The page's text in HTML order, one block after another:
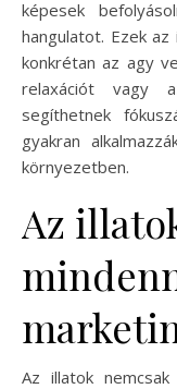
képesek
hangulatot. Ezek az
konkrétan az agy
relaxációt vagy
segíthetnek
gyakran
környezetben.
Az
Az illatok nemcsak